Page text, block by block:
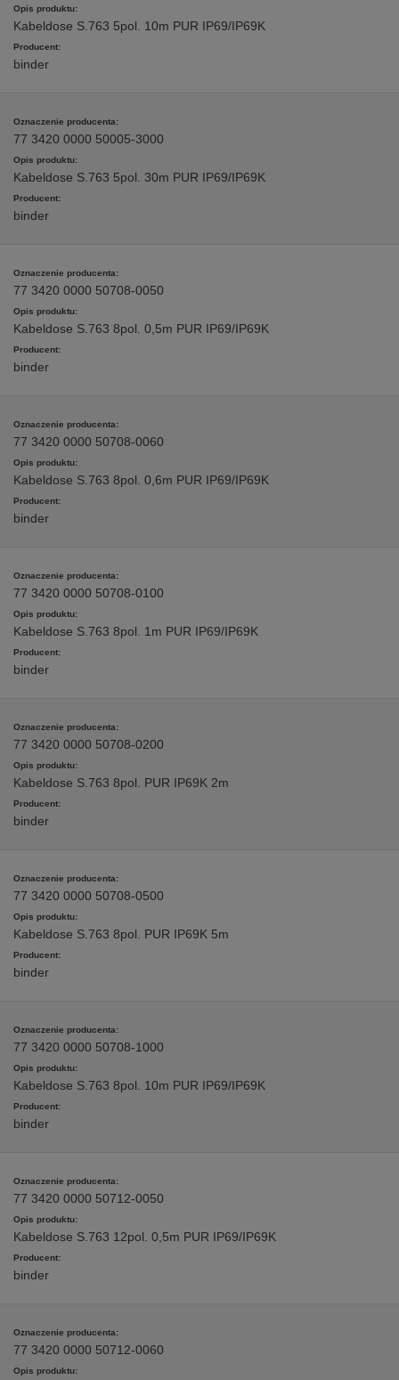
Kabeldose S.763 5pol. 10m PUR IP69/IP69K
binder
77 3420 0000 50005-3000
Kabeldose S.763 5pol. 30m PUR IP69/IP69K
binder
77 3420 0000 50708-0050
Kabeldose S.763 8pol. 0,5m PUR IP69/IP69K
binder
77 3420 0000 50708-0060
Kabeldose S.763 8pol. 0,6m PUR IP69/IP69K
binder
77 3420 0000 50708-0100
Kabeldose S.763 8pol. 1m PUR IP69/IP69K
binder
77 3420 0000 50708-0200
Kabeldose S.763 8pol. PUR IP69K 2m
binder
77 3420 0000 50708-0500
Kabeldose S.763 8pol. PUR IP69K 5m
binder
77 3420 0000 50708-1000
Kabeldose S.763 8pol. 10m PUR IP69/IP69K
binder
77 3420 0000 50712-0050
Kabeldose S.763 12pol. 0,5m PUR IP69/IP69K
binder
77 3420 0000 50712-0060